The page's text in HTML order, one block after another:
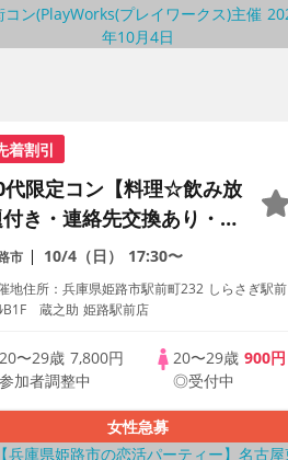
着割引
代限定コン【料理☆飲み放
き・連絡先交換あり・完
席型】１名参加多数・初
も大歓迎☆プレイワーク
主催☆
市 10/4（日） 17:30〜
地住所：兵庫県姫路市駅前町232 しらさぎ駅前
B1F 蔵之助 姫路駅前店
20〜29歳7,800円
参加者調整中
20〜29歳 900円
◎受付中
女性急募